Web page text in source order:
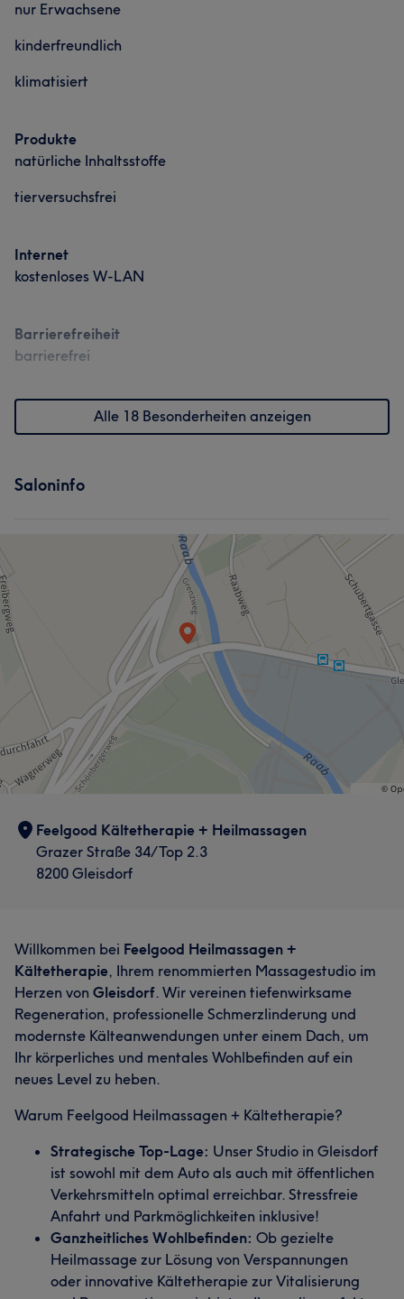
nur Erwachsene
kinderfreundlich
klimatisiert
Produkte
natürliche Inhaltsstoffe
tierversuchsfrei
Internet
kostenloses W-LAN
Barrierefreiheit
barrierefrei
Alle 18 Besonderheiten anzeigen
Saloninfo
Feelgood Kältetherapie + Heilmassagen
Grazer Straße 34/Top 2.3
8200 Gleisdorf
Willkommen bei Feelgood Heilmassagen +
Kältetherapie, Ihrem renommierten Massagestudio im
Herzen von Gleisdorf. Wir vereinen tiefenwirksame
Regeneration, professionelle Schmerzlinderung und
modernste Kälteanwendungen unter einem Dach, um
Ihr körperliches und mentales Wohlbefinden auf ein
neues Level zu heben.
Warum Feelgood Heilmassagen + Kältetherapie?
Strategische Top-Lage: Unser Studio in Gleisdorf
ist sowohl mit dem Auto als auch mit öffentlichen
Verkehrsmitteln optimal erreichbar. Stressfreie
Anfahrt und Parkmöglichkeiten inklusive!
Ganzheitliches Wohlbefinden: Ob gezielte
Heilmassage zur Lösung von Verspannungen
oder innovative Kältetherapie zur Vitalisierung